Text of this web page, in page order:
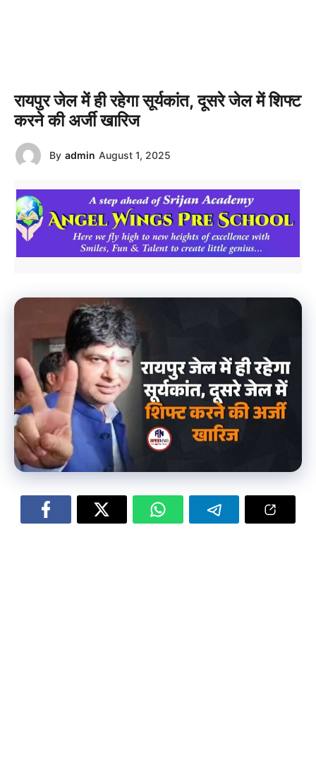
रायपुर जेल में ही रहेगा सूर्यकांत, दूसरे जेल में शिफ्ट
करने की अर्जी खारिज
By admin August 1, 2025